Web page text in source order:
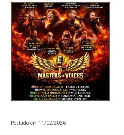
Postado em 11/02/2026